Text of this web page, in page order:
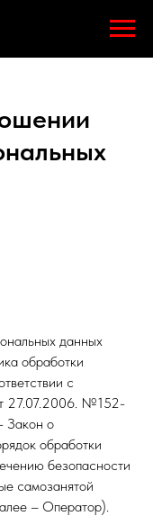
данных
обработки
с
27.07.2006. №152-
Закон о
обработки
безопасности
самозанятой
– Оператор).